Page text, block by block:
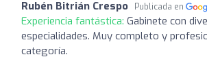
Rubén Bitrián Crespo Publicada en
Experiencia fantástica: Gabinete con
especialidades. Muy completo y
categoría.